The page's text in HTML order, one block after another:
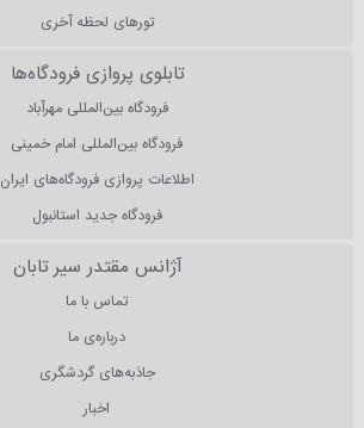
تورهای لحظه آخری
تابلوی پروازی فرودگاه‌ها
فرودگاه بین‌المللی مهرآباد
فرودگاه بین‌المللی امام خمینی
اطلاعات پروازی فرودگاه‌های ایران
فرودگاه جدید استانبول
آژانس مقتدر سیر تابان
تماس با ما
درباره‌ی ما
جاذبه‌های گردشگری
اخبار